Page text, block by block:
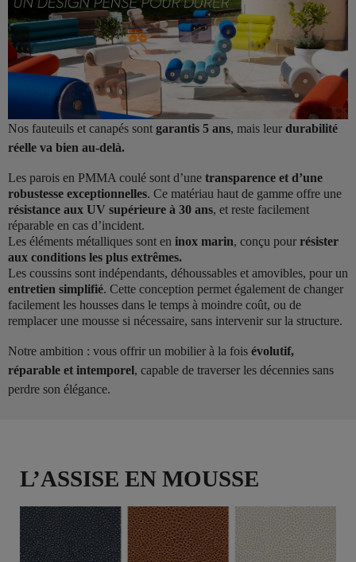
Nos fauteuils et canapés sont garantis 5 ans, mais leur durabilité
réelle va bien au-delà.
Les parois en PMMA coulé sont d’une transparence et d’une
robustesse exceptionnelles. Ce matériau haut de gamme offre une
résistance aux UV supérieure à 30 ans, et reste facilement
réparable en cas d’incident.
Les éléments métalliques sont en inox marin, conçu pour résister
aux conditions les plus extrêmes.
Les coussins sont indépendants, déhoussables et amovibles, pour un
entretien simplifié. Cette conception permet également de changer
facilement les housses dans le temps à moindre coût, ou de
remplacer une mousse si nécessaire, sans intervenir sur la structure.
Notre ambition : vous offrir un mobilier à la fois évolutif,
réparable et intemporel, capable de traverser les décennies sans
perdre son élégance.
L’ASSISE EN MOUSSE